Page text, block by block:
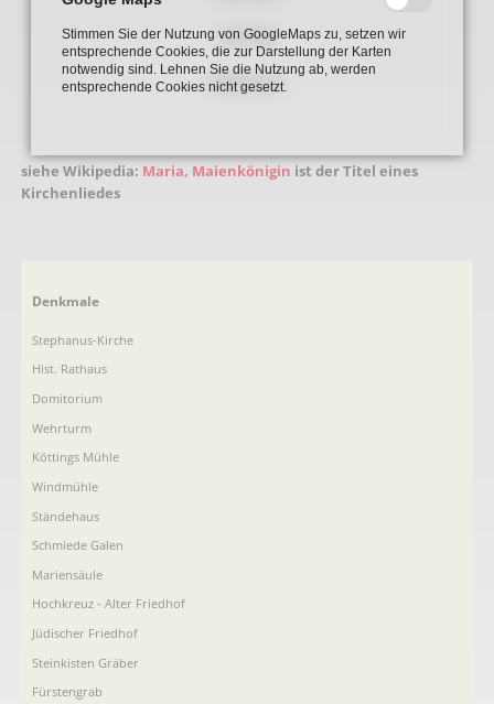
der Mai
begrüssen
siehe Wikipedia: Maria, Maienkönigin ist der Titel eines
Kirchenliedes
Navigation
Denkmale
Stephanus-Kirche
Hist. Rathaus
Domitorium
Wehrturm
Köttings Mühle
Windmühle
Ständehaus
Schmiede Galen
Mariensäule
Hochkreuz - Alter Friedhof
Jüdischer Friedhof
Steinkisten Gräber
Fürstengrab
Stimmen Sie der Nutzung von GoogleMaps zu, setzen wir
entsprechende Cookies, die zur Darstellung der Karten
notwendig sind. Lehnen Sie die Nutzung ab, werden
entsprechende Cookies nicht gesetzt.